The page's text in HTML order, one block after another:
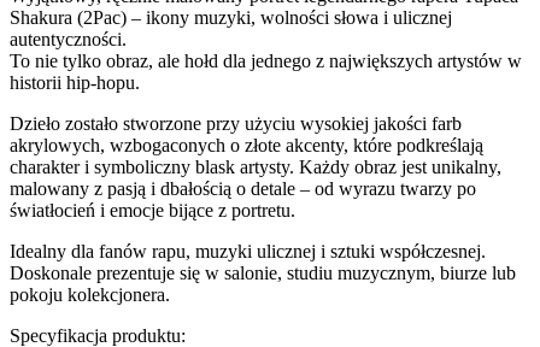
Shakura (2Pac) – ikony muzyki, wolności słowa i ulicznej
autentyczności.
To nie tylko obraz, ale hołd dla jednego z największych artystów w
historii hip-hopu.
Dzieło zostało stworzone przy użyciu wysokiej jakości farb
akrylowych, wzbogaconych o złote akcenty, które podkreślają
charakter i symboliczny blask artysty. Każdy obraz jest unikalny,
malowany z pasją i dbałością o detale – od wyrazu twarzy po
światłocień i emocje bijące z portretu.
Idealny dla fanów rapu, muzyki ulicznej i sztuki współczesnej.
Doskonale prezentuje się w salonie, studiu muzycznym, biurze lub
pokoju kolekcjonera.
Specyfikacja produktu: